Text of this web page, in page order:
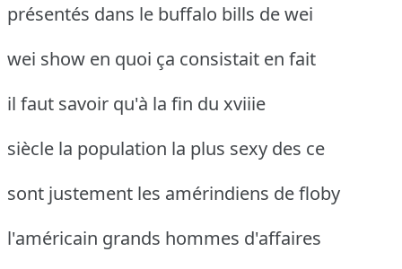
présentés dans le buffalo bills de wei
wei show en quoi ça consistait en fait
il faut savoir qu'à la fin du xviiie
siècle la population la plus sexy des ce
sont justement les amérindiens de floby
l'américain grands hommes d'affaires